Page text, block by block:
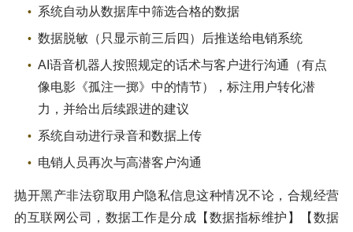
系统自动从数据库中筛选合格的数据
数据脱敏（只显示前三后四）后推送给电销系统
AI语音机器人按照规定的话术与客户进行沟通（有点
像电影《孤注一掷》中的情节），标注用户转化潜
力，并给出后续跟进的建议
系统自动进行录音和数据上传
电销人员再次与高潜客户沟通
抛开黑产非法窃取用户隐私信息这种情况不论，合规经营
的互联网公司，数据工作是分成【数据指标维护】【数据